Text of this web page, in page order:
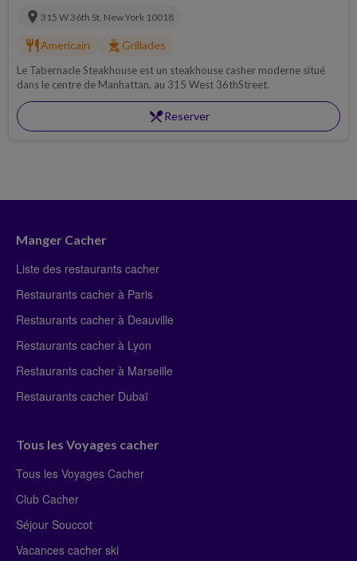
location_on 315 W 36th St. New York 10018
restaurant Americain outdoor_grill Grillades
Le Tabernacle Steakhouse est un steakhouse casher moderne situé
dans le centre de Manhattan, au 315 West 36thStreet.
restaurant_menuReserver
Manger Cacher
Liste des restaurants cacher
Restaurants cacher à Paris
Restaurants cacher à Deauville
Restaurants cacher à Lyon
Restaurants cacher à Marseille
Restaurants cacher Dubaï
Tous les Voyages cacher
Tous les Voyages Cacher
Club Cacher
Séjour Souccot
Vacances cacher ski